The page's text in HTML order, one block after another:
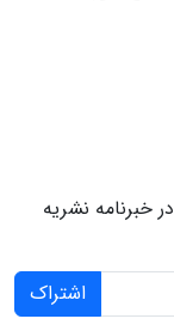
خبرنامه نشریه
اشتراک